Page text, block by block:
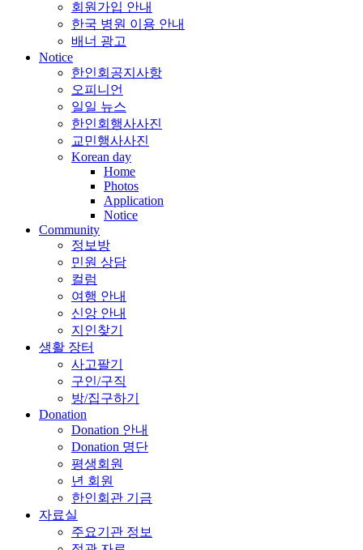
회원가입 안내
한국 병원 이용 안내
배너 광고
Notice
한인회공지사항
오피니언
일일 뉴스
한인회행사사진
교민행사사진
Korean day
Home
Photos
Application
Notice
Community
정보방
민원 상담
컬럼
여행 안내
신앙 안내
지인찾기
생활 장터
사고팔기
구인/구직
방/집구하기
Donation
Donation 안내
Donation 명단
평생회원
년 회원
한인회관 기금
자료실
주요기관 정보